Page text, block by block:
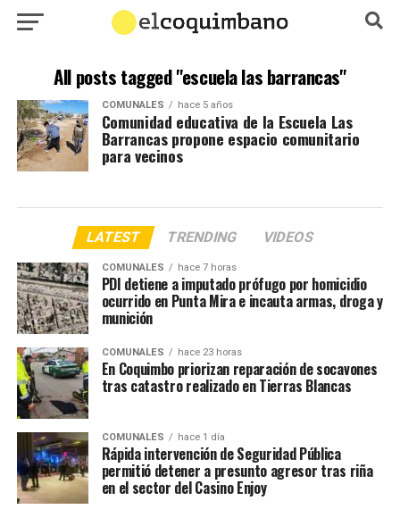
All posts tagged "escuela las barrancas"
COMUNALES hace 5 años
Comunidad educativa de la Escuela Las
Barrancas propone espacio comunitario
para vecinos
LATEST TRENDING VIDEOS
COMUNALES hace 7 horas
PDI detiene a imputado prófugo por homicidio
ocurrido en Punta Mira e incauta armas, droga y
munición
COMUNALES hace 23 horas
En Coquimbo priorizan reparación de socavones
tras catastro realizado en Tierras Blancas
COMUNALES hace 1 día
Rápida intervención de Seguridad Pública
permitió detener a presunto agresor tras riña
en el sector del Casino Enjoy